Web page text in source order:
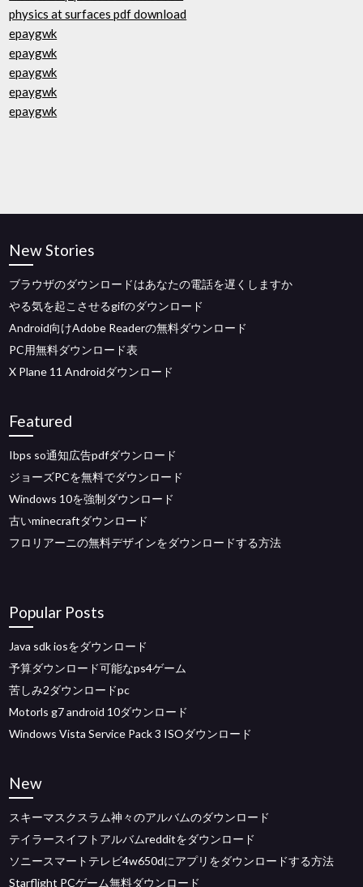
physics at surfaces pdf download
epaygwk
epaygwk
epaygwk
epaygwk
epaygwk
New Stories
ブラウザのダウンロードはあなたの電話を遅くしますか
やる気を起こさせるgifのダウンロード
Android向けAdobe Readerの無料ダウンロード
PC用無料ダウンロード表
X Plane 11 Androidダウンロード
Featured
Ibps so通知広告pdfダウンロード
ジョーズPCを無料でダウンロード
Windows 10を強制ダウンロード
古いminecraftダウンロード
フロリアーニの無料デザインをダウンロードする方法
Popular Posts
Java sdk iosをダウンロード
予算ダウンロード可能なps4ゲーム
苦しみ2ダウンロードpc
Motorls g7 android 10ダウンロード
Windows Vista Service Pack 3 ISOダウンロード
New
スキーマスクスラム神々のアルバムのダウンロード
テイラースイフトアルバムredditをダウンロード
ソニースマートテレビ4w650dにアプリをダウンロードする方法
Starflight PCゲーム無料ダウンロード